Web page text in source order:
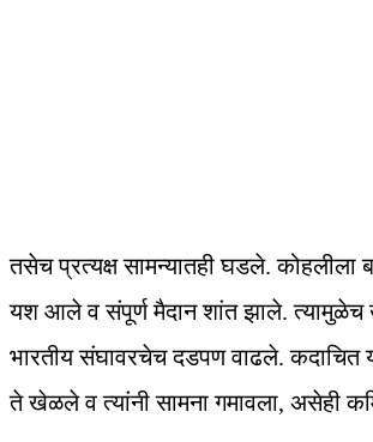
तसेच प्रत्यक्ष सामन्यातही घडले. कोहलीला
यश आले व संपूर्ण मैदान शांत झाले.
भारतीय संघावरचेच दडपण वाढले. कदाचित
ते खेळले व त्यांनी सामना गमावला, असेही